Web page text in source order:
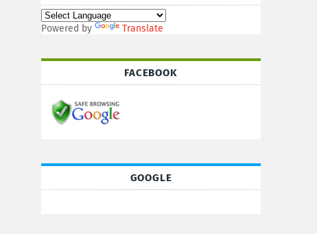
Powered by Translate
FACEBOOK
GOOGLE